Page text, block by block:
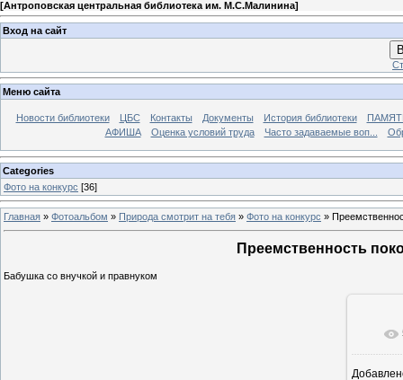
[Антроповская центральная библиотека им. М.С.Малинина]
Вход на сайт
Меню сайта
Новости библиотеки ЦБС Контакты Документы История библиотеки
АФИША
Оценка условий труда Часто задаваемые воп...
Categories
Фото на конкурс [36]
Главная » Фотоальбом » Природа смотрит на тебя » Фото на конкурс »
Преемственность
Бабушка со внучкой и правнуком